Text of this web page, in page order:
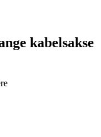
kabelsakse